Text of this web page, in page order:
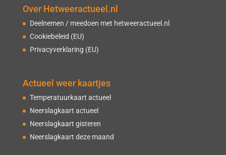
Over Hetweeractueel.nl
Deelnemen / meedoen met hetweeractueel.nl
Cookiebeleid (EU)
Privacyverklaring (EU)
Actueel weer kaartjes
Temperatuurkaart actueel
Neerslagkaart actueel
Neerslagkaart gisteren
Neerslagkaart deze maand